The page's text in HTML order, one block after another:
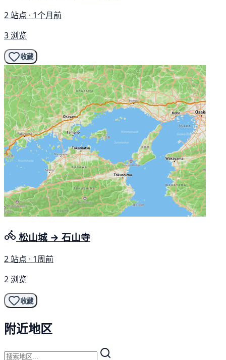
2 站点 · 1个月前
3 浏览
收藏
松山城 → 石山寺
2 站点 · 1周前
2 浏览
收藏
附近地区